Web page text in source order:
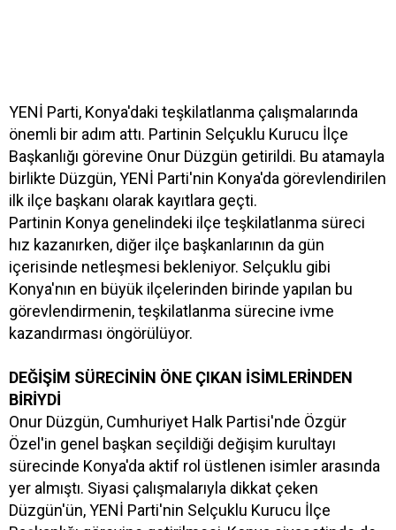
YENİ Parti, Konya'daki teşkilatlanma çalışmalarında
önemli bir adım attı. Partinin Selçuklu Kurucu İlçe
Başkanlığı görevine Onur Düzgün getirildi. Bu atamayla
birlikte Düzgün, YENİ Parti'nin Konya'da görevlendirilen
ilk ilçe başkanı olarak kayıtlara geçti.
Partinin Konya genelindeki ilçe teşkilatlanma süreci
hız kazanırken, diğer ilçe başkanlarının da gün
içerisinde netleşmesi bekleniyor. Selçuklu gibi
Konya'nın en büyük ilçelerinden birinde yapılan bu
görevlendirmenin, teşkilatlanma sürecine ivme
kazandırması öngörülüyor.
DEĞİŞİM SÜRECİNİN ÖNE ÇIKAN İSİMLERİNDEN
BİRİYDİ
Onur Düzgün, Cumhuriyet Halk Partisi'nde Özgür
Özel'in genel başkan seçildiği değişim kurultayı
sürecinde Konya'da aktif rol üstlenen isimler arasında
yer almıştı. Siyasi çalışmalarıyla dikkat çeken
Düzgün'ün, YENİ Parti'nin Selçuklu Kurucu İlçe